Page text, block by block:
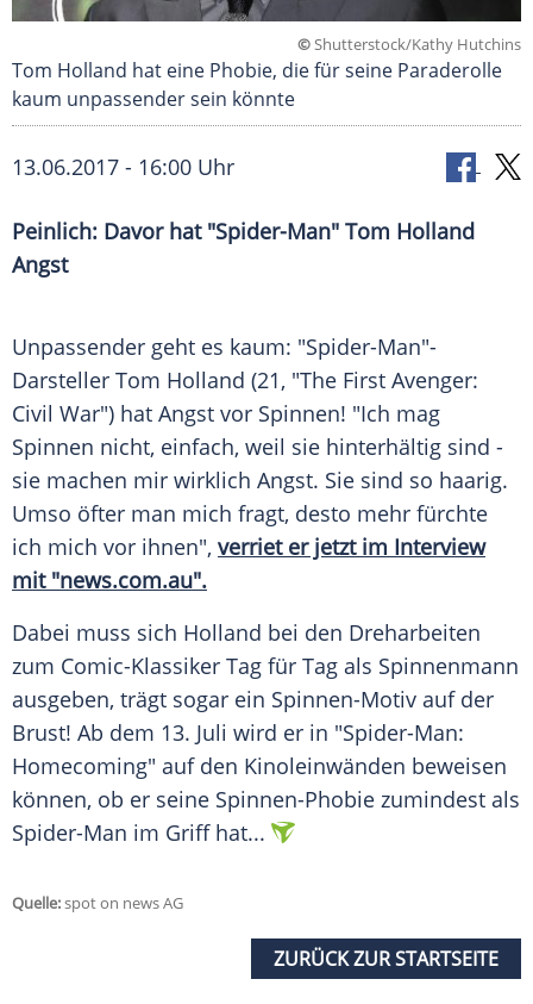
©Shutterstock/Kathy Hutchins
Tom Holland hat eine Phobie, die für seine Paraderolle
kaum unpassender sein könnte
13.06.2017 - 16:00 Uhr
Peinlich: Davor hat "Spider-Man" Tom Holland
Angst
Unpassender geht es kaum: "Spider-Man"-
Darsteller Tom Holland (21, "The First Avenger:
Civil War") hat Angst vor Spinnen! "Ich mag
Spinnen nicht, einfach, weil sie hinterhältig sind -
sie machen mir wirklich Angst. Sie sind so haarig.
Umso öfter man mich fragt, desto mehr fürchte
ich mich vor ihnen", verriet er jetzt im Interview
mit "news.com.au".
Dabei muss sich Holland bei den Dreharbeiten
zum Comic-Klassiker Tag für Tag als Spinnenmann
ausgeben, trägt sogar ein Spinnen-Motiv auf der
Brust! Ab dem 13. Juli wird er in "Spider-Man:
Homecoming" auf den Kinoleinwänden beweisen
können, ob er seine Spinnen-Phobie zumindest als
Spider-Man im Griff hat...
Quelle:spot on news AG
ZURÜCK ZUR STARTSEITE